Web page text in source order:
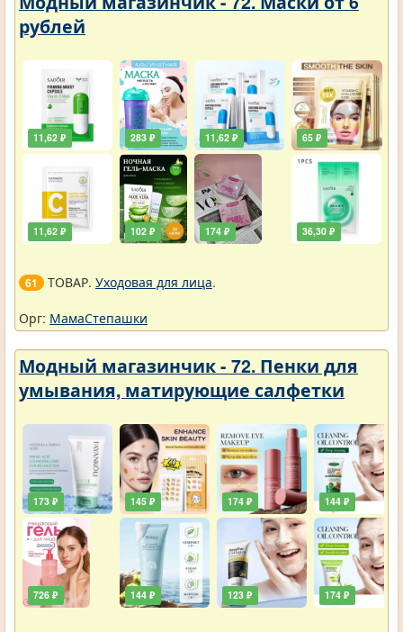
рублей
11,62 ₽
11,62 ₽
283 ₽
102 ₽
11,62 ₽
174 ₽
65 ₽
36,30 ₽
61 ТОВАР. Уходовая для лица.
Орг: МамаСтепашки
Модный магазинчик - 72. Пенки для
умывания, матирующие салфетки
173 ₽
726 ₽
145 ₽
144 ₽
174 ₽
123 ₽
144 ₽
174 ₽